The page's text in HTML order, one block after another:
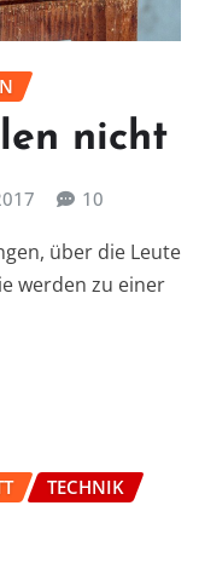
nicht
10
über die Leute
werden zu einer
TECHNIK